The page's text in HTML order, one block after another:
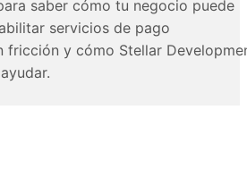
saber cómo tu negocio puede
servicios de pago
fricción y cómo Stellar